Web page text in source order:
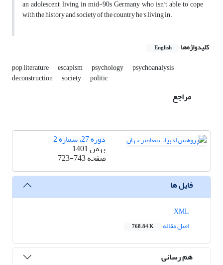
an adolescent, living in mid-90s Germany, who isn’t able to cope
with the history and society of the country he’s living in.
کلیدواژه‌ها English
pop literature escapism psychology psychoanalysis
deconstruction society politic
مراجع
دوره 27، شماره 2
بهمن 1401
صفحه723-743
فایل ها
اصل مقاله
768.84 K
هم رسانی